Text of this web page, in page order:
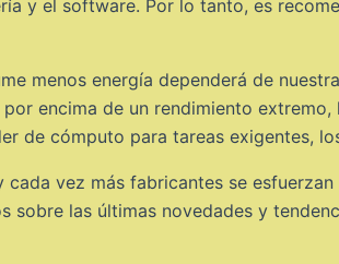
y el software. Por lo tanto, es
menos energía dependerá de
encima de un rendimiento
de cómputo para tareas exigentes,
vez más fabricantes se
sobre las últimas novedades y